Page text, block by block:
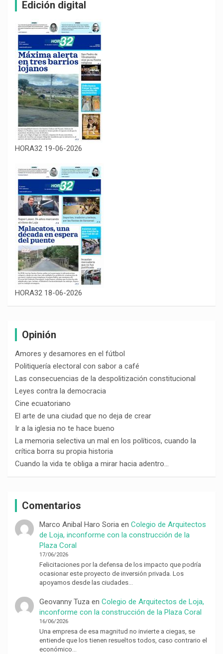
Edición digital
HORA32 19-06-2026
HORA32 18-06-2026
Opinión
Amores y desamores en el fútbol
Politiquería electoral con sabor a café
Las consecuencias de la despolitización constitucional
Leyes contra la democracia
Cine ecuatoriano
El arte de una ciudad que no deja de crear
Ir a la iglesia no te hace bueno
La memoria selectiva un mal en los políticos, cuando la
crítica borra su propia historia
Cuando la vida te obliga a mirar hacia adentro…
Comentarios
Marco Anibal Haro Soria en Colegio de Arquitectos
de Loja, inconforme con la construcción de la
Plaza Coral
17/06/2026
Felicitaciones por la defensa de los impacto que podría
ocasionar este proyecto de inversión privada. Los
apoyamos desde las ciudades…
Geovanny Tuza en Colegio de Arquitectos de Loja,
inconforme con la construcción de la Plaza Coral
16/06/2026
Una empresa de esa magnitud no invierte a ciegas, se
entiende que los tienen resueltos todos, caso contrario el
económico…